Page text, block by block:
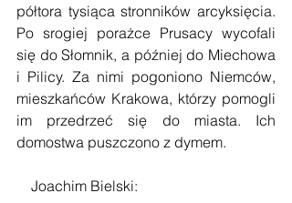
półtora tysiąca stronników arcyksięcia.
Po srogiej porażce Prusacy wycofali
się do Słomnik, a później do Miechowa
i Pilicy. Za nimi pogoniono Niemców,
mieszkańców Krakowa, którzy pomogli
im przedrzeć się do miasta. Ich
domostwa puszczono z dymem.
    Joachim Bielski: